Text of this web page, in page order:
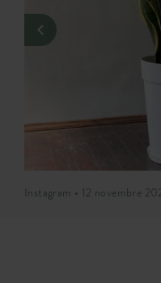
Instagram • 12 novembre